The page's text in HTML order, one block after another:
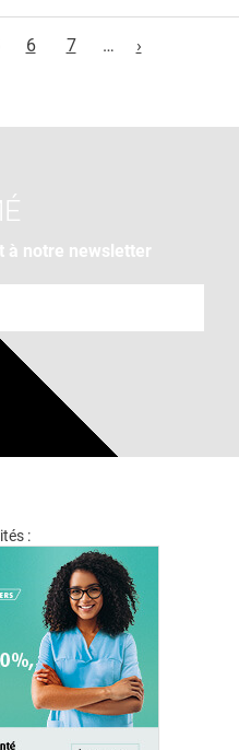
6 7 … ›
à notre newsletter
: